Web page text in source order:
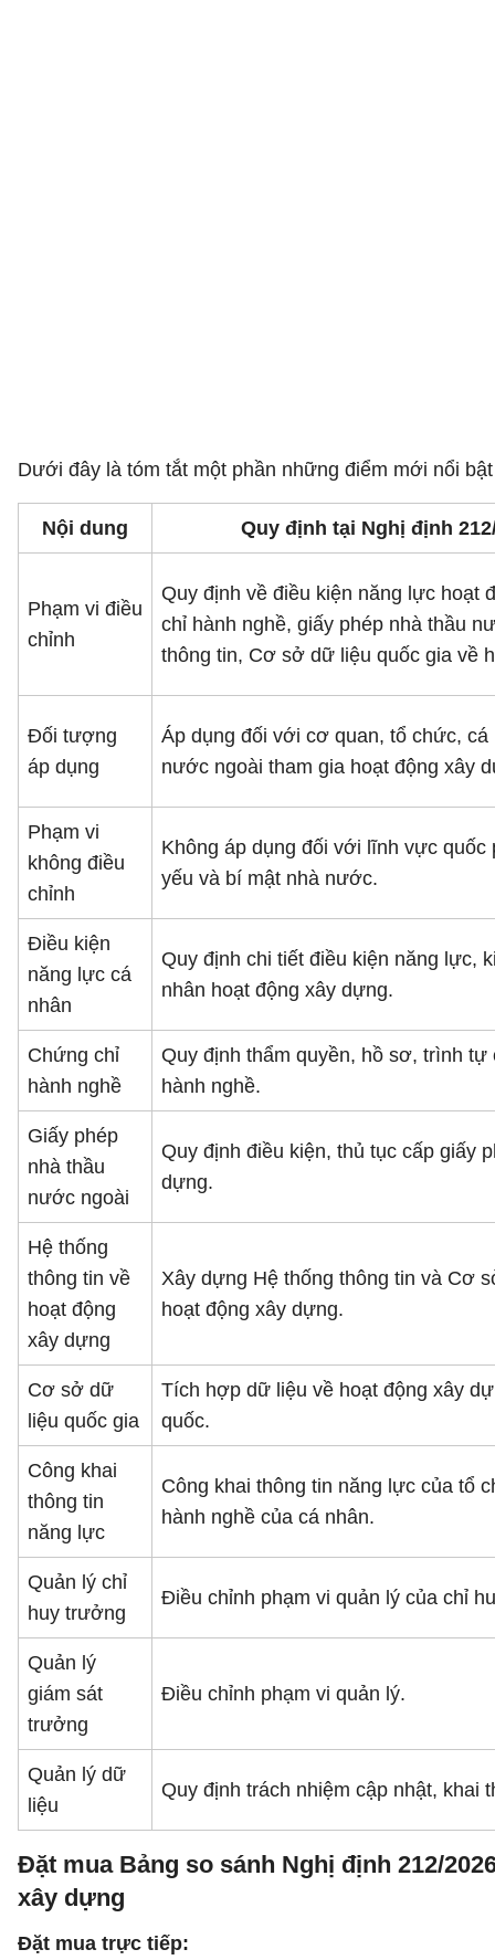
​Dưới đây là tóm tắt một phần những điểm mới nổi
Nội dung Quy định tại Nghị định
Phạm vi điều
chỉnh
Quy định về điều kiện năng lực hoạt
chỉ hành nghề, giấy phép nhà thầu
thông tin, Cơ sở dữ liệu quốc gia về
Đối tượng
áp dụng
Áp dụng đối với cơ quan, tổ chức,
nước ngoài tham gia hoạt động xây
Phạm vi
không điều
chỉnh
Không áp dụng đối với lĩnh vực quốc
yếu và bí mật nhà nước.
Điều kiện
năng lực cá
nhân
Quy định chi tiết điều kiện năng lực,
nhân hoạt động xây dựng.
Chứng chỉ
hành nghề
Quy định thẩm quyền, hồ sơ, trình tự
hành nghề.
Giấy phép
nhà thầu
nước ngoài
Quy định điều kiện, thủ tục cấp giấy
dựng.
Hệ thống
thông tin về
hoạt động
xây dựng
Xây dựng Hệ thống thông tin và Cơ
hoạt động xây dựng.
Cơ sở dữ
liệu quốc gia
Tích hợp dữ liệu về hoạt động xây
quốc.
Công khai
thông tin
năng lực
Công khai thông tin năng lực của tổ
hành nghề của cá nhân.
Quản lý chỉ
huy trưởng
Điều chỉnh phạm vi quản lý của chỉ
Quản lý
giám sát
trưởng
Điều chỉnh phạm vi quản lý.
Quản lý dữ
liệu
Quy định trách nhiệm cập nhật, khai
Đặt mua Bảng so sánh Nghị định 212/
xây dựng
Đặt mua trực tiếp: